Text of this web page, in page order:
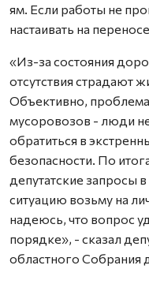
ям. Если работы не
настаивать на
«Из-за состояния
отсутствия страдают
Объективно, проблема
мусоровозов - люди
обратиться в
безопасности. По
депутатские запросы
ситуацию возьму на
надеюсь, что вопрос
порядке», - сказал
областного Собрания